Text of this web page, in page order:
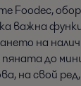
Foodec,
важна
на
до
на свой